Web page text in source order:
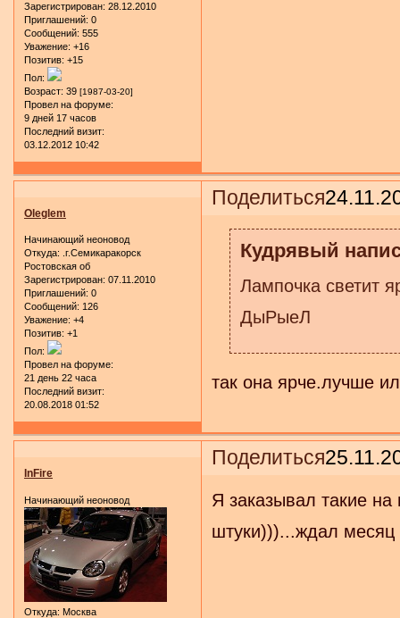
Зарегистрирован: 28.12.2010
Приглашений: 0
Сообщений: 555
Уважение: +16
Позитив: +15
Пол:
Возраст: 39 [1987-03-20]
Провел на форуме:
9 дней 17 часов
Последний визит:
03.12.2012 10:42
Поделиться
Oleglem
Начинающий неоновод
Откуда: .г.Семикаракорск
Ростовская об
Зарегистрирован: 07.11.2010
Приглашений: 0
Сообщений: 126
Уважение: +4
Позитив: +1
Пол:
Провел на форуме:
21 день 22 часа
Последний визит:
20.08.2018 01:52
Кудрявый
Лампочка светит
ДыРыеЛ
так она ярче.лучше
Поделиться
InFire
Начинающий неоновод
Откуда: Москва
Я заказывал такие на
штуки)))...ждал